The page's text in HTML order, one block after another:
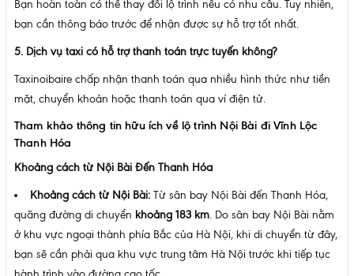
Bạn hoàn toàn có thể thay đổi lộ trình nếu có nhu cầu. Tuy nhiên,
bạn cần thông báo trước để nhận được sự hỗ trợ tốt nhất.
5. Dịch vụ taxi có hỗ trợ thanh toán trực tuyến không?
Taxinoibaire chấp nhận thanh toán qua nhiều hình thức như tiền
mặt, chuyển khoản hoặc thanh toán qua ví điện tử.
Tham khảo thông tin hữu ích về lộ trình Nội Bài đi Vĩnh Lộc
Thanh Hóa
Khoảng cách từ Nội Bài Đến Thanh Hóa
Khoảng cách từ Nội Bài: Từ sân bay Nội Bài đến Thanh Hóa,
quãng đường di chuyển khoảng 183 km. Do sân bay Nội Bài nằm
ở khu vực ngoại thành phía Bắc của Hà Nội, khi di chuyển từ đây,
bạn sẽ cần phải qua khu vực trung tâm Hà Nội trước khi tiếp tục